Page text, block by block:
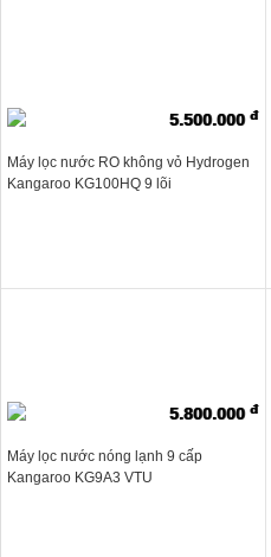
5.500.000đ
Máy lọc nước RO không vỏ Hydrogen
Kangaroo KG100HQ 9 lõi
5.800.000đ
Máy lọc nước nóng lạnh 9 cấp
Kangaroo KG9A3 VTU